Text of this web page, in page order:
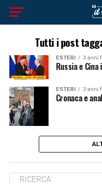
Tutti i post
ESTERI 3 anni
Russia e
ESTERI 3 anni
Cronaca e